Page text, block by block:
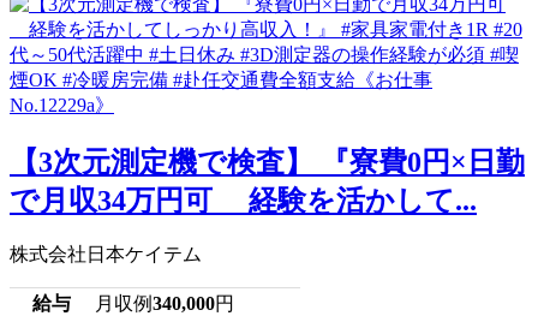
【3次元測定機で検査】 『寮費0円×日勤
で月収34万円可 経験を活かして...
株式会社日本ケイテム
給与 月収例340,000円